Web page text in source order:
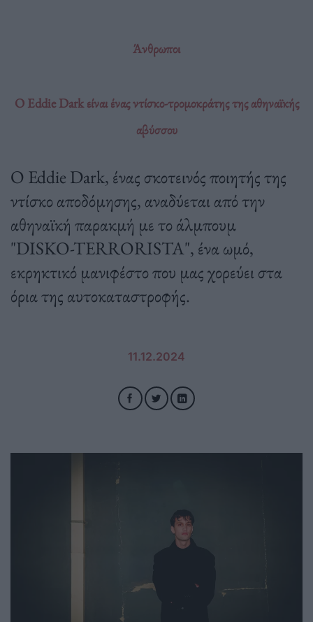
Άνθρωποι
O Eddie Dark είναι ένας ντίσκο-τρομοκράτης της αθηναϊκής
αβύσσου
Ο Eddie Dark, ένας σκοτεινός ποιητής της
ντίσκο αποδόμησης, αναδύεται από την
αθηναϊκή παρακμή με το άλμπουμ
"DISKO-TERRORISTA", ένα ωμό,
εκρηκτικό μανιφέστο που μας χορεύει στα
όρια της αυτοκαταστροφής.
11.12.2024